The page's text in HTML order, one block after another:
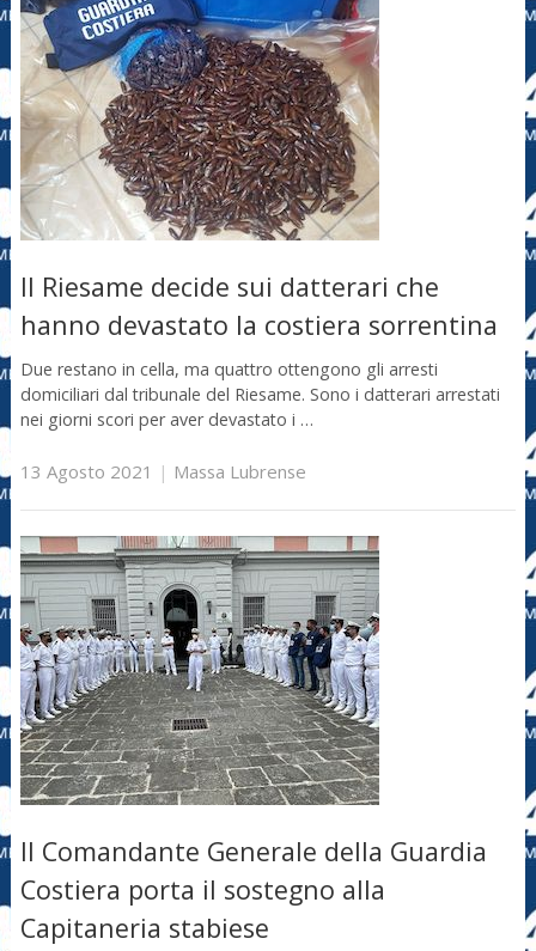
Il Riesame decide sui datterari che
hanno devastato la costiera sorrentina
Due restano in cella, ma quattro ottengono gli arresti
domiciliari dal tribunale del Riesame. Sono i datterari arrestati
nei giorni scori per aver devastato i …
13 Agosto 2021 | Massa Lubrense
Il Comandante Generale della Guardia
Costiera porta il sostegno alla
Capitaneria stabiese